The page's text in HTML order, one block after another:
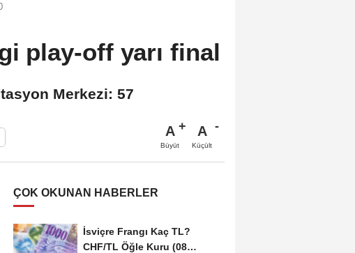
play-off yarı final
Merkezi: 57
A
Büyüt
A
Küçült
ÇOK OKUNAN HABERLER
İsviçre Frangı Kaç TL?
CHF/TL Öğle Kuru (08